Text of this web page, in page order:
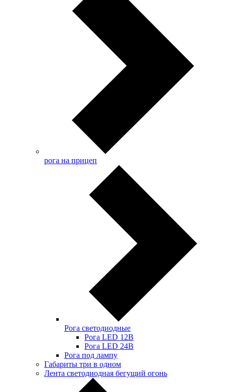
рога на прицеп
Рога светодиодные
Рога LED 12В
Рога LED 24В
Рога под лампу
Габариты три в одном
Лента светодиодная бегущий огонь